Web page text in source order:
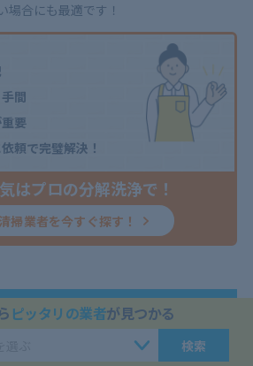
場合にも最適です！
間
要
頼で完璧解決！
はプロの分解洗浄で！
掃業者を今すぐ探す！
解洗浄の料金相場は？
費用を抑えるコツも紹
ピッタリの業者が見つかる
検索